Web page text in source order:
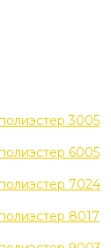
3005
6005
7024
8017